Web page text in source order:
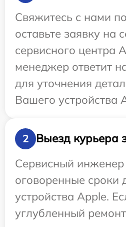
Свяжитесь с нами
оставьте заявку на
сервисного центра
менеджер ответит
для уточнения
Вашего устройства
2
Выезд курьера
Сервисный инженер
оговоренные сроки
устройства Apple.
углубленный